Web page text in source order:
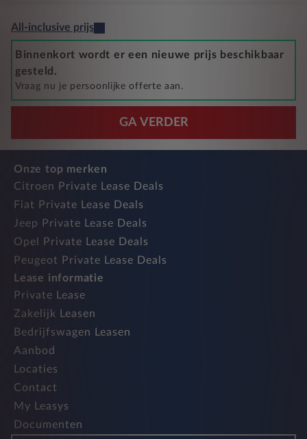
All-inclusive prijs
Binnenkort wordt er een nieuwe prijs beschikbaar
gesteld.
Vraag nu je persoonlijke offerte aan.
GA VERDER
Onze top merken
Citroen Private Lease Deals
Fiat Private Lease Deals
Jeep Private Lease Deals
Opel Private Lease Deals
Peugeot Private Lease Deals
Lease informatie
Private Lease
Zakelijk Leasen
Bedrijfswagen Leasen
Aanbod
Locaties
Contact
My Leasys
Documenten